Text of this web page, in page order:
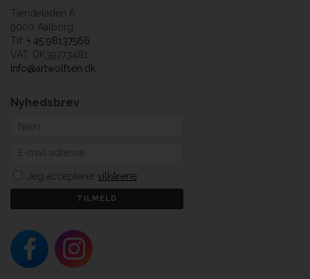
Tiendeladen 6
9000 Aalborg
Tlf: + 45 98137566
VAT: DK39773481
info@artwolfsen.dk
Nyhedsbrev
Jeg accepterer vilkårene